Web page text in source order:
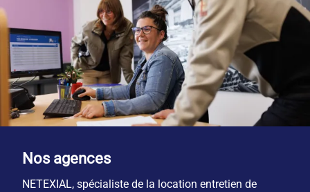
Nos agences
NETEXIAL, spécialiste de la location entretien de